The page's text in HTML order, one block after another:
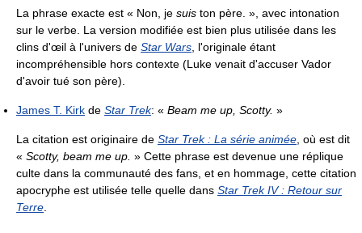
La phrase exacte est « Non, je suis ton père. », avec intonation
sur le verbe. La version modifiée est bien plus utilisée dans les
clins d'œil à l'univers de Star Wars, l'originale étant
incompréhensible hors contexte (Luke venait d'accuser Vador
d'avoir tué son père).
James T. Kirk de Star Trek: « Beam me up, Scotty. »
La citation est originaire de Star Trek : La série animée, où est dit
« Scotty, beam me up. » Cette phrase est devenue une réplique
culte dans la communauté des fans, et en hommage, cette citation
apocryphe est utilisée telle quelle dans Star Trek IV : Retour sur
Terre.